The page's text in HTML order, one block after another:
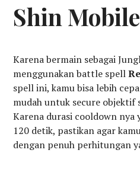
Shin
Karena bermain sebagai
menggunakan battle spell
spell ini, kamu bisa lebih
mudah untuk secure
Karena durasi cooldown nya
120 detik, pastikan agar
dengan penuh perhitungan